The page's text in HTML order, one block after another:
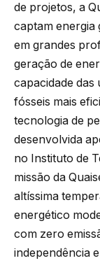
de projetos, a
captam energia
em grandes
geração de
capacidade das
fósseis mais
tecnologia de
desenvolvida
no Instituto de
missão da
altíssima
energético
com zero
independência